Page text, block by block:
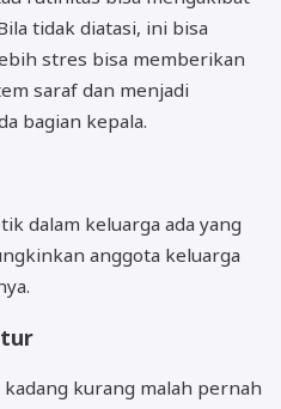
tidak diatasi, ini bisa
stres bisa memberikan
saraf dan menjadi
bagian kepala.
dalam keluarga ada yang
anggota keluarga
kurang malah pernah